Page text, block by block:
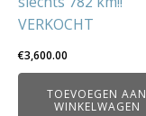
VERKOCHT
€3,600.00
TOEVOEGEN AAN
WINKELWAGEN